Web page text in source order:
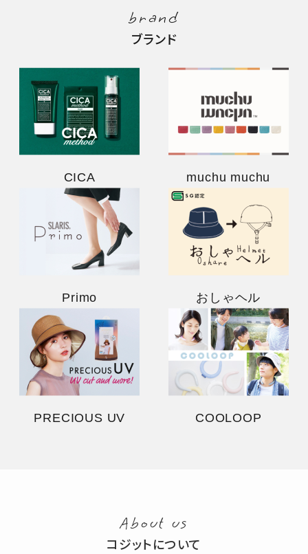
brand
ブランド
CICA muchu muchu
Primo おしゃヘル
PRECIOUS UV COOLOOP
About us
コジットについて